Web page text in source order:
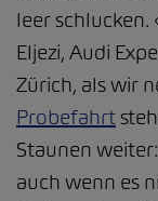
leer schlucken.
Eljezi, Audi
Zürich, als wir
Probefahrt
Staunen
auch wenn es